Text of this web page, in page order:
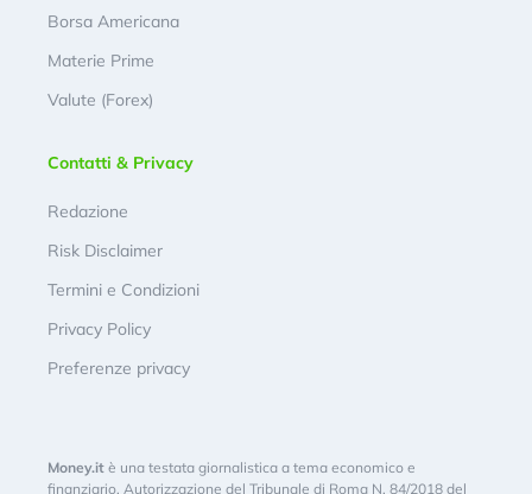
Borsa Americana
Materie Prime
Valute (Forex)
Contatti & Privacy
Redazione
Risk Disclaimer
Termini e Condizioni
Privacy Policy
Preferenze privacy
Money.it è una testata giornalistica a tema economico e
finanziario. Autorizzazione del Tribunale di Roma N. 84/2018 del